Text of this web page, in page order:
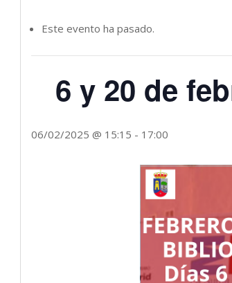
Este evento ha pasado.
6 y 20 de
06/02/2025 @ 15:15 - 17:00